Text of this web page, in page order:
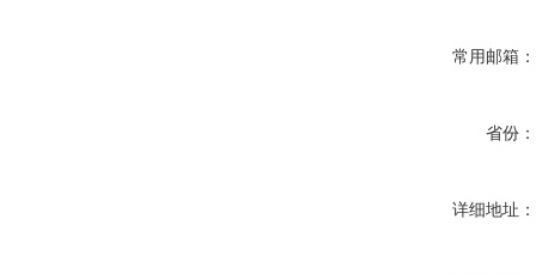
常用邮箱：
省份：
详细地址：